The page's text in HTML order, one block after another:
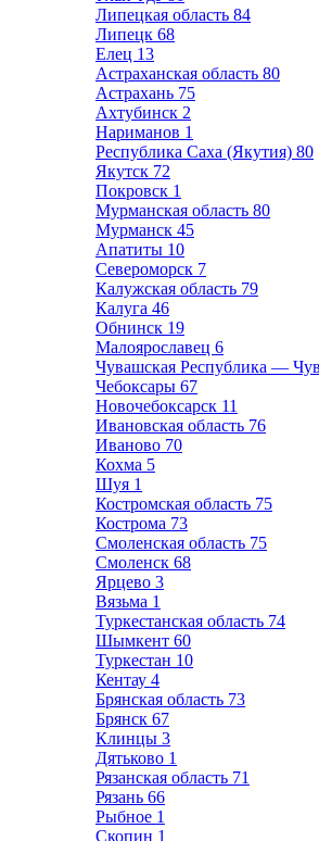
Липецкая область 84
Липецк 68
Елец 13
Астраханская область 80
Астрахань 75
Ахтубинск 2
Нариманов 1
Республика Саха (Якутия) 80
Якутск 72
Покровск 1
Мурманская область 80
Мурманск 45
Апатиты 10
Североморск 7
Калужская область 79
Калуга 46
Обнинск 19
Малоярославец 6
Чувашская Республика —
Чебоксары 67
Новочебоксарск 11
Ивановская область 76
Иваново 70
Кохма 5
Шуя 1
Костромская область 75
Кострома 73
Смоленская область 75
Смоленск 68
Ярцево 3
Вязьма 1
Туркестанская область 74
Шымкент 60
Туркестан 10
Кентау 4
Брянская область 73
Брянск 67
Клинцы 3
Дятьково 1
Рязанская область 71
Рязань 66
Рыбное 1
Скопин 1